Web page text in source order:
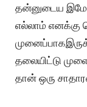
தன்னுடைய
எல்லாம் எனக்கு
தலையிட்டு
தான் ஒரு